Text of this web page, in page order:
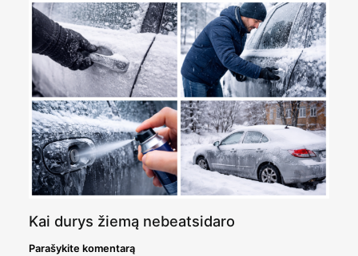
Kai durys žiemą nebeatsidaro
Parašykite komentarą